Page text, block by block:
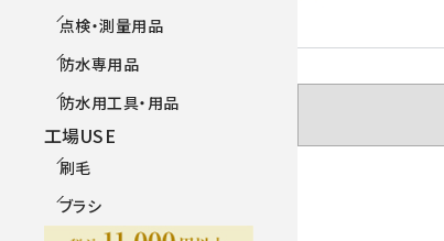
点検・測量用品
防水専用品
防水用工具・用品
工場USE
刷毛
ブラシ